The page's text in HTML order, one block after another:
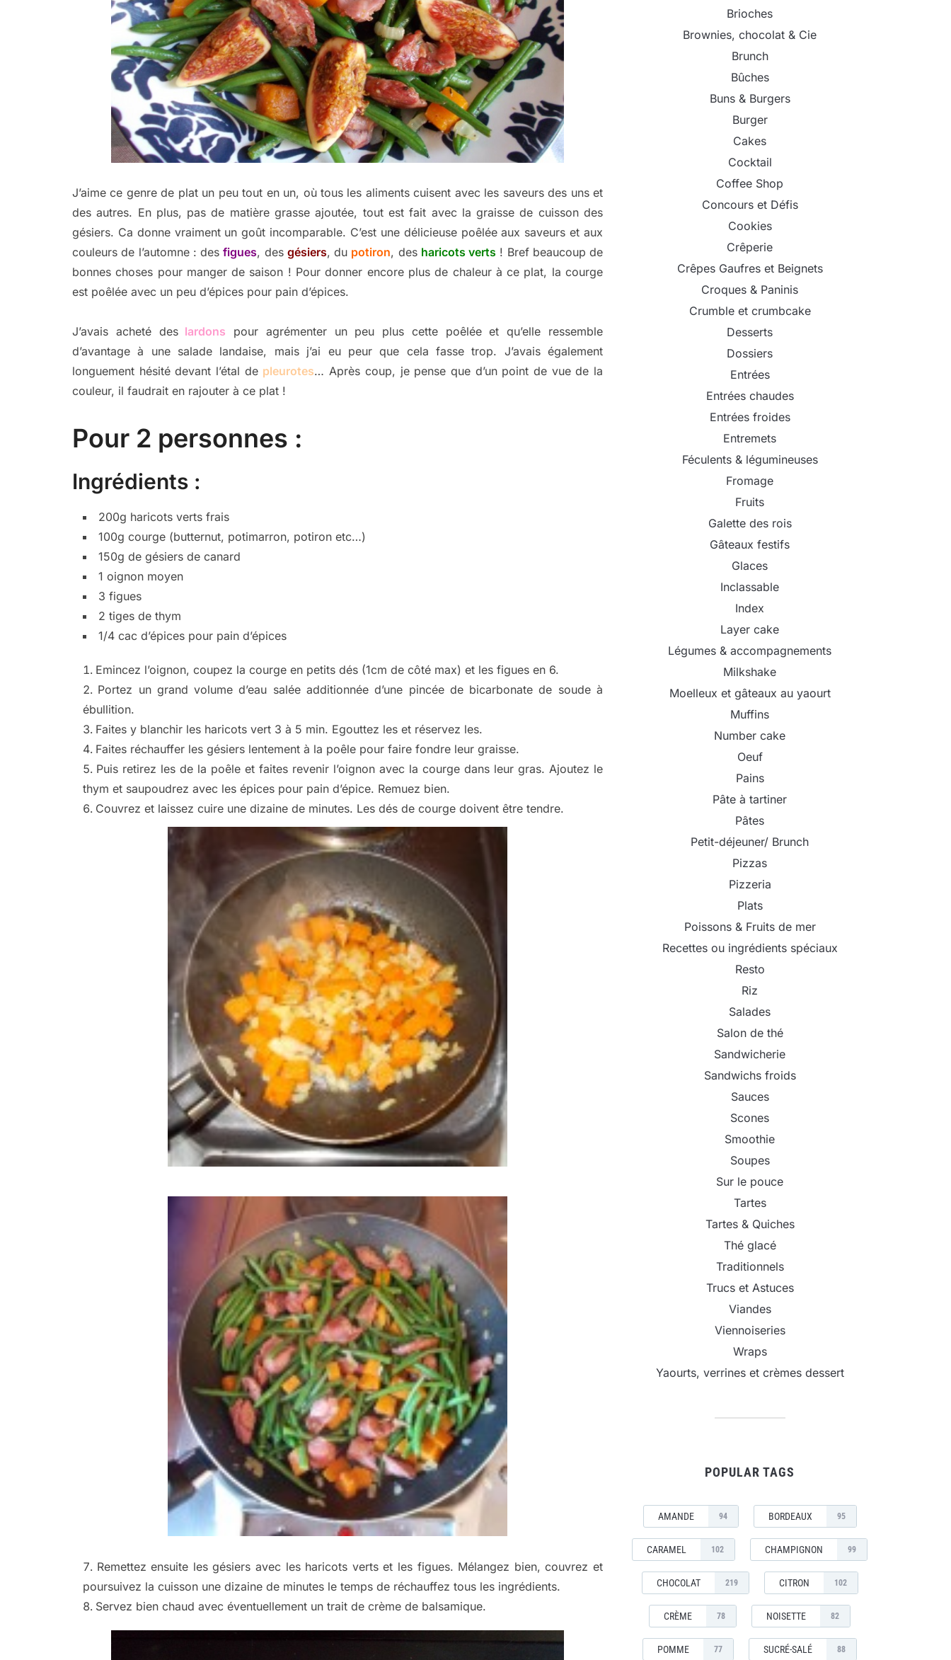
J’aime ce genre de plat un peu tout en un, où tous les aliments cuisent avec les saveurs des uns et
des autres. En plus, pas de matière grasse ajoutée, tout est fait avec la graisse de cuisson des
gésiers. Ca donne vraiment un goût incomparable. C’est une délicieuse poêlée aux saveurs et aux
couleurs de l’automne : desfigues, des gésiers, du potiron, des haricots verts ! Bref beaucoup de
bonnes choses pour manger de saison ! Pour donner encore plus de chaleur à ce plat, la courge
est poêlée avec un peu d’épices pour pain d’épices.
J’avais acheté deslardons pour agrémenter un peu plus cette poêlée et qu’elle ressemble
d’avantage à une salade landaise, mais j’ai eu peur que cela fasse trop. J’avais également
longuement hésité devant l’étal de pleurotes… Après coup, je pense que d’un point de vue de la
couleur, il faudrait en rajouter à ce plat !
Pour 2 personnes :
Ingrédients :
200g haricots verts frais
100g courge (butternut, potimarron, potiron etc…)
150g de gésiers de canard
1 oignon moyen
3 figues
2 tiges de thym
1/4 cac d’épices pour pain d’épices
Emincez l’oignon, coupez la courge en petits dés (1cm de côté max) et les figues en 6.
Portez un grand volume d’eau salée additionnée d’une pincée de bicarbonate de soude à
ébullition.
Faites y blanchir les haricots vert 3 à 5 min. Egouttez les et réservez les.
Faites réchauffer les gésiers lentement à la poêle pour faire fondre leur graisse.
Puis retirez les de la poêle et faites revenir l’oignon avec la courge dans leur gras. Ajoutez le
thym et saupoudrez avec les épices pour pain d’épice. Remuez bien.
Couvrez et laissez cuire une dizaine de minutes. Les dés de courge doivent être tendre.
Remettez ensuite les gésiers avec les haricots verts et les figues. Mélangez bien, couvrez et
poursuivez la cuisson une dizaine de minutes le temps de réchauffez tous les ingrédients.
Servez bien chaud avec éventuellement un trait de crème de balsamique.
Brioches
Brownies, chocolat & Cie
Brunch
Bûches
Buns & Burgers
Burger
Cakes
Cocktail
Coffee Shop
Concours et Défis
Cookies
Crêperie
Crêpes Gaufres et Beignets
Croques & Paninis
Crumble et crumbcake
Desserts
Dossiers
Entrées
Entrées chaudes
Entrées froides
Entremets
Féculents & légumineuses
Fromage
Fruits
Galette des rois
Gâteaux festifs
Glaces
Inclassable
Index
Layer cake
Légumes & accompagnements
Milkshake
Moelleux et gâteaux au yaourt
Muffins
Number cake
Oeuf
Pains
Pâte à tartiner
Pâtes
Petit-déjeuner/ Brunch
Pizzas
Pizzeria
Plats
Poissons & Fruits de mer
Recettes ou ingrédients spéciaux
Resto
Riz
Salades
Salon de thé
Sandwicherie
Sandwichs froids
Sauces
Scones
Smoothie
Soupes
Sur le pouce
Tartes
Tartes & Quiches
Thé glacé
Traditionnels
Trucs et Astuces
Viandes
Viennoiseries
Wraps
Yaourts, verrines et crèmes dessert
POPULAR TAGS
AMANDE 94 BORDEAUX 95
CARAMEL 102 CHAMPIGNON 99
CHOCOLAT 219 CITRON 102
CRÈME 78 NOISETTE 82
POMME 77 SUCRÉ-SALÉ 88